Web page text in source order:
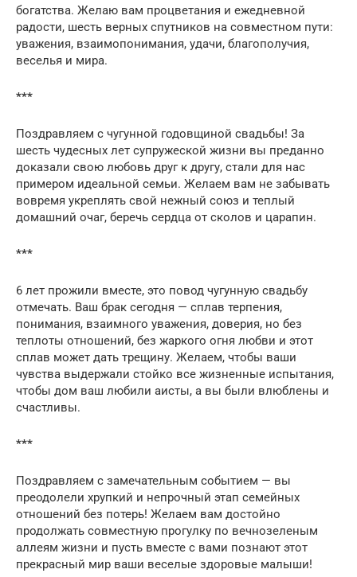
богатства. Желаю вам процветания и ежедневной
радости, шесть верных спутников на совместном пути:
уважения, взаимопонимания, удачи, благополучия,
веселья и мира.
***
Поздравляем с чугунной годовщиной свадьбы! За
шесть чудесных лет супружеской жизни вы преданно
доказали свою любовь друг к другу, стали для нас
примером идеальной семьи. Желаем вам не забывать
вовремя укреплять свой нежный союз и теплый
домашний очаг, беречь сердца от сколов и царапин.
***
6 лет прожили вместе, это повод чугунную свадьбу
отмечать. Ваш брак сегодня — сплав терпения,
понимания, взаимного уважения, доверия, но без
теплоты отношений, без жаркого огня любви и этот
сплав может дать трещину. Желаем, чтобы ваши
чувства выдержали стойко все жизненные испытания,
чтобы дом ваш любили аисты, а вы были влюблены и
счастливы.
***
Поздравляем с замечательным событием — вы
преодолели хрупкий и непрочный этап семейных
отношений без потерь! Желаем вам достойно
продолжать совместную прогулку по вечнозеленым
аллеям жизни и пусть вместе с вами познают этот
прекрасный мир ваши веселые здоровые малыши!